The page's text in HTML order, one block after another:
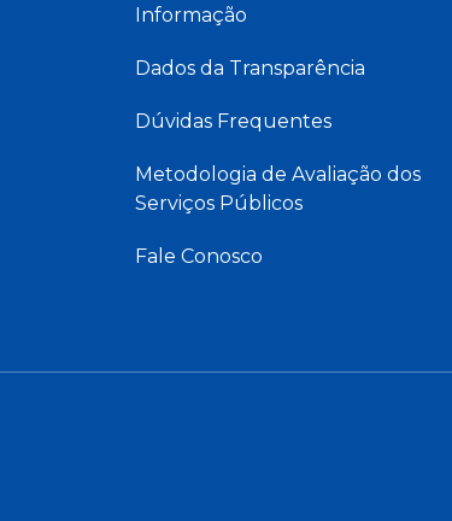
Informação
Dados da Transparência
Dúvidas Frequentes
Metodologia de Avaliação dos
Serviços Públicos
Fale Conosco